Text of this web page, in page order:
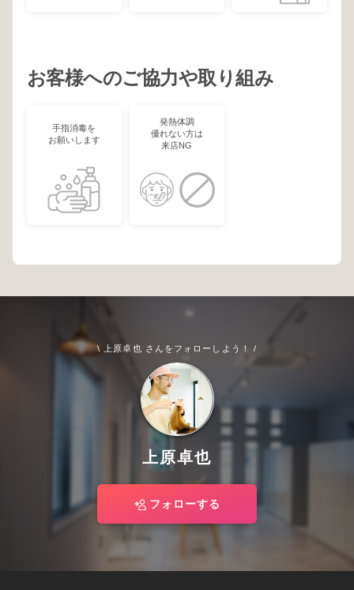
お客様へのご協力や取り組み
手指消毒を
お願いします
発熱体調
優れない方は
来店NG
\ 上原卓也 さんをフォローしよう！ /
上原卓也
フォローする